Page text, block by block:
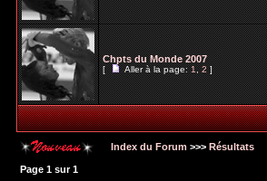
Chpts du Monde 2007
[ Aller à la page:1,2]
Index du Forum >>> Résultats
Page 1 sur1